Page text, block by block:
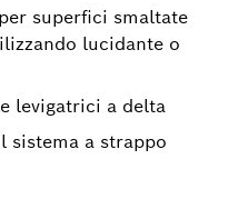
superfici smaltate
lucidante o
levigatrici a delta
sistema a strappo